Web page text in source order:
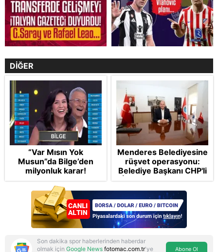
DİĞER
“Var Mısın Yok
Musun”da Bilge’den
milyonluk karar!
Menderes Belediyesine
rüşvet operasyonu:
Belediye Başkanı CHP'li
İlkay Çiçek tutuklandı
Son dakika spor haberlerinden haberdar
olmak için Google News fotomac.com.tr'ye
Abone Ol